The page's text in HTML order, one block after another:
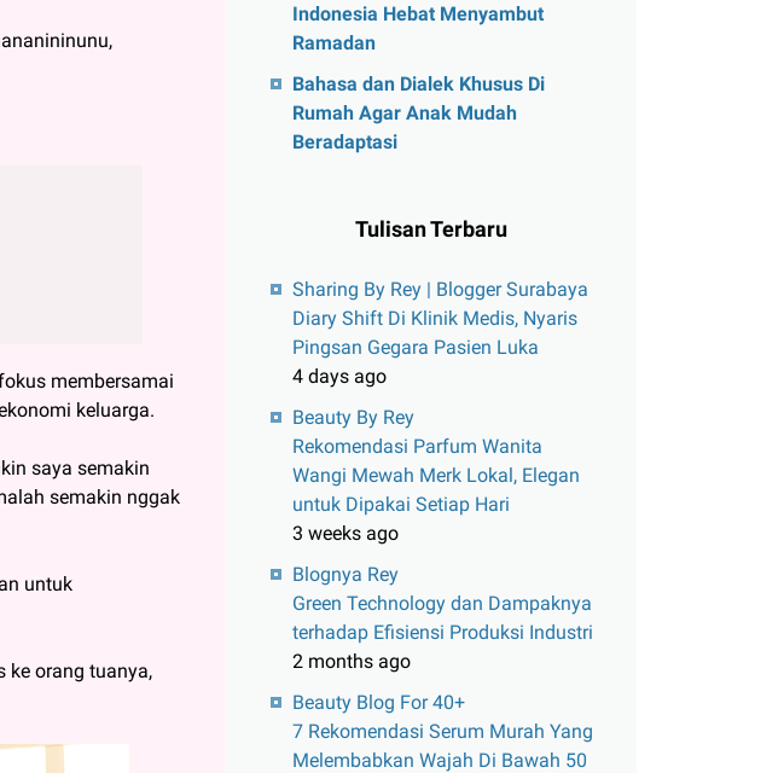
membersamai
keluarga.
saya semakin
semakin nggak
untuk
ke orang tuanya,
Indonesia Hebat Menyambut
Ramadan
Bahasa dan Dialek Khusus Di
Rumah Agar Anak Mudah
Beradaptasi
Tulisan Terbaru
Sharing By Rey | Blogger Surabaya
Diary Shift Di Klinik Medis, Nyaris
Pingsan Gegara Pasien Luka
4 days ago
Beauty By Rey
Rekomendasi Parfum Wanita
Wangi Mewah Merk Lokal, Elegan
untuk Dipakai Setiap Hari
3 weeks ago
Blognya Rey
Green Technology dan Dampaknya
terhadap Efisiensi Produksi Industri
2 months ago
Beauty Blog For 40+
7 Rekomendasi Serum Murah Yang
Melembabkan Wajah Di Bawah 50